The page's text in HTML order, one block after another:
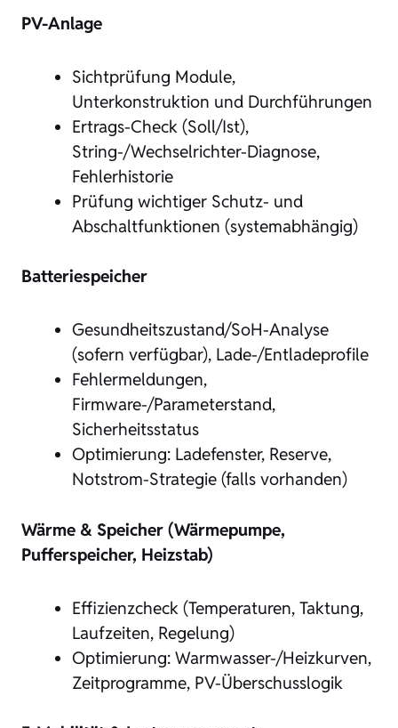
PV-Anlage
Sichtprüfung Module,
Unterkonstruktion und Durchführungen
Ertrags-Check (Soll/Ist),
String-/Wechselrichter-Diagnose,
Fehlerhistorie
Prüfung wichtiger Schutz- und
Abschaltfunktionen (systemabhängig)
Batteriespeicher
Gesundheitszustand/SoH-Analyse
(sofern verfügbar), Lade-/Entladeprofile
Fehlermeldungen,
Firmware-/Parameterstand,
Sicherheitsstatus
Optimierung: Ladefenster, Reserve,
Notstrom-Strategie (falls vorhanden)
Wärme & Speicher (Wärmepumpe,
Pufferspeicher, Heizstab)
Effizienzcheck (Temperaturen, Taktung,
Laufzeiten, Regelung)
Optimierung: Warmwasser-/Heizkurven,
Zeitprogramme, PV-Überschusslogik